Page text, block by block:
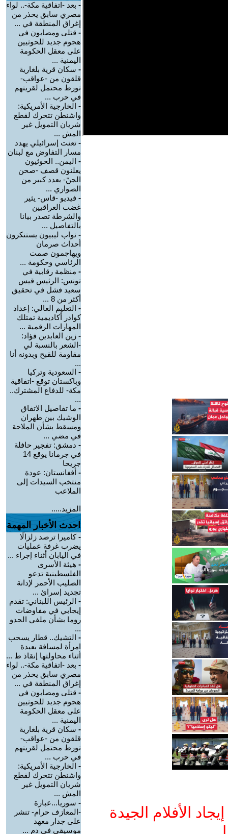
الأفلام الجيدة
- بعد -اتفاقية مكة-.. لواء
مصري سابق يحذر من
إغراق المنطقة في ...
- قتلى ومصابون في
هجوم جديد للحوثيين
على معقل الحكومة
اليمنية ...
- سكان قرية بلغارية
قلقون من -عواقب-
تورط محتمل لقريتهم
في حرب ...
- الخارجية الأمريكية:
واشنطن تتحرك لقطع
شريان التمويل غير
المش ...
- تعنت إسرائيلي يهدد
مسار التفاوض مع لبنان
- اليمن.. الحوثيون
يعلنون قصف -صحن
الجنّ- بعدد كبير من
الصواري ...
- فيديو -قاس- يثير
غضب العراقيين
والشرطة تصدر بيانا
بالتفاصيل ...
- نواب ليبيون يستنكرون
أحداث صرمان
ويهاجمون صمت
الرئاسي وحكومة ...
- منظمة رقابية في
تونس: الرئيس قيس
سعيد فشل في تحقيق
أكثر من 8 ...
- التعليم العالي: إعداد
كوادر أكاديمية تمتلك
المهارات الرقمية ...
- زين العابدين فؤاد:
-الشعر بالنسبة لي
مقاومة للقبح وبدونه أنا
...
- السعودية وتركيا
وباكستان توقع -اتفاقية
مكة- للدفاع المشترك..
...
- ما تفاصيل الاتفاق
الوشيك بين طهران
ومسقط بشأن الملاحة
في مضي ...
- دمشق: تفجير حافلة
في جرمانا يوقع 14
جريحا
- أفغانستان: عودة
منتخب السيدات إلى
الملاعب
المزيد.....
احدث الأخبار المهمة
-كاميرا ترصد زلزالًا
يضرب غرفة عمليات
في اليابان أثناء إجراء ...
- هيئة الأسرى
الفلسطينية تدعو
الصليب الأحمر لإدانة
تجديد إسرائ ...
- الرئيس اللبناني: تقدم
إيجابي في مفاوضات
روما بشأن ملفي الحدو
...
- التشيك.. قطار يسحب
امرأة لمسافة بعيدة
أثناء محاولتها إنقاذ ط ...
- بعد -اتفاقية مكة-.. لواء
مصري سابق يحذر من
إغراق المنطقة في ...
- قتلى ومصابون في
هجوم جديد للحوثيين
على معقل الحكومة
اليمنية ...
- سكان قرية بلغارية
قلقون من -عواقب-
تورط محتمل لقريتهم
في حرب ...
- الخارجية الأمريكية:
واشنطن تتحرك لقطع
شريان التمويل غير
المش ...
- سوريا...عبارة
-المعازف حرام- تنشر
على جدار معهد
موسيقي في دم ...